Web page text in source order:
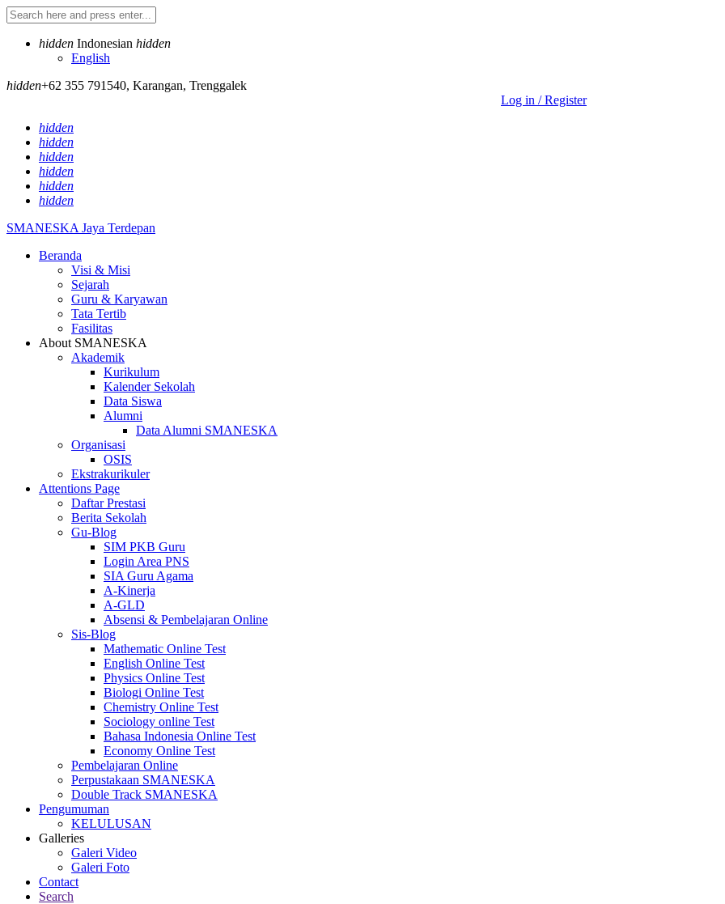
hidden Indonesian hidden
English
hidden+62 355 791540, Karangan, Trenggalek
Log in / Register
hidden
hidden
hidden
hidden
hidden
hidden
SMANESKA Jaya Terdepan
Beranda
Visi & Misi
Sejarah
Guru & Karyawan
Tata Tertib
Fasilitas
About SMANESKA
Akademik
Kurikulum
Kalender Sekolah
Data Siswa
Alumni
Data Alumni SMANESKA
Organisasi
OSIS
Ekstrakurikuler
Attentions Page
Daftar Prestasi
Berita Sekolah
Gu-Blog
SIM PKB Guru
Login Area PNS
SIA Guru Agama
A-Kinerja
A-GLD
Absensi & Pembelajaran Online
Sis-Blog
Mathematic Online Test
English Online Test
Physics Online Test
Biologi Online Test
Chemistry Online Test
Sociology online Test
Bahasa Indonesia Online Test
Economy Online Test
Pembelajaran Online
Perpustakaan SMANESKA
Double Track SMANESKA
Pengumuman
KELULUSAN
Galleries
Galeri Video
Galeri Foto
Contact
Search